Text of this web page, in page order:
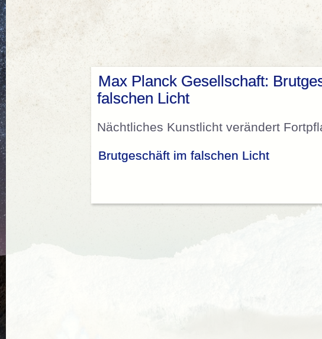
Max Planck Gesellschaft:
falschen Licht
Nächtliches Kunstlicht verändert
Brutgeschäft im falschen Licht